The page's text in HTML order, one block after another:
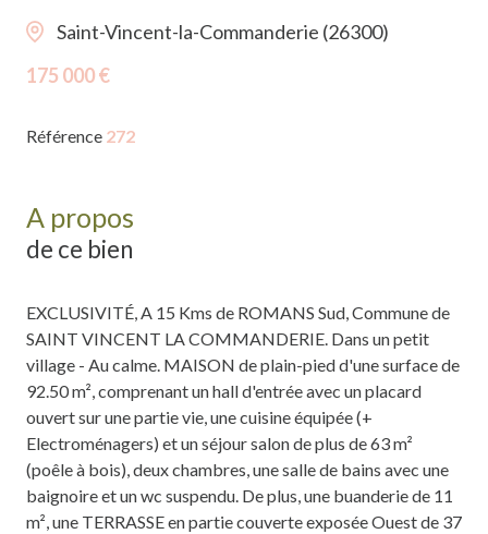
Saint-Vincent-la-Commanderie (26300)
175 000 €
Référence 272
A propos
de ce bien
EXCLUSIVITÉ, A 15 Kms de ROMANS Sud, Commune de
SAINT VINCENT LA COMMANDERIE. Dans un petit
village - Au calme. MAISON de plain-pied d'une surface de
92.50 m², comprenant un hall d'entrée avec un placard
ouvert sur une partie vie, une cuisine équipée (+
Electroménagers) et un séjour salon de plus de 63 m²
(poêle à bois), deux chambres, une salle de bains avec une
baignoire et un wc suspendu. De plus, une buanderie de 11
m², une TERRASSE en partie couverte exposée Ouest de 37